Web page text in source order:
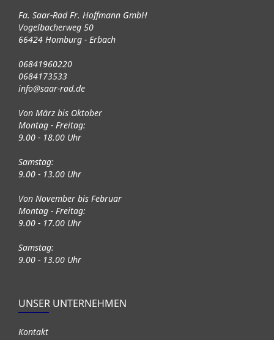
Fa. Saar-Rad Fr. Hoffmann GmbH
Vogelbacherweg 50
66424 Homburg - Erbach
06841960220
0684173533
info@saar-rad.de
Von März bis Oktober
Montag - Freitag:
9.00 - 18.00 Uhr
Samstag:
9.00 - 13.00 Uhr
Von November bis Februar
Montag - Freitag:
9.00 - 17.00 Uhr
Samstag:
9.00 - 13.00 Uhr
UNSER UNTERNEHMEN
Kontakt